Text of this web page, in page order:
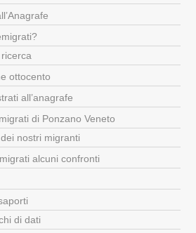
ottocento
all’anagrafe
di Ponzano Veneto
nostri migranti
alcuni confronti
di dati